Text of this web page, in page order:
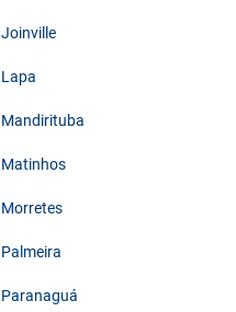
Joinville
Lapa
Mandirituba
Matinhos
Morretes
Palmeira
Paranaguá